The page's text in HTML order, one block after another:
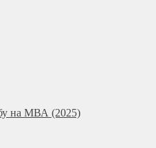
на МВА (2025)